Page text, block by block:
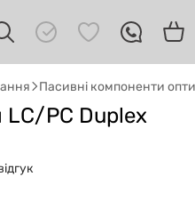
Пасивні компоненти
LC/PC Duplex
техніку.